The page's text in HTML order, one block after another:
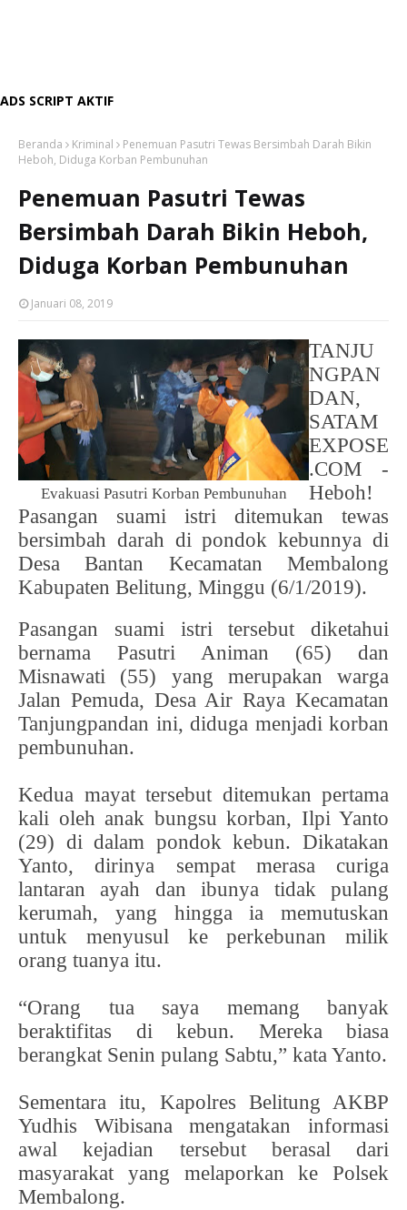
ADS SCRIPT AKTIF
Beranda Kriminal
Penemuan Pasutri Tewas Bersimbah Darah Bikin
Heboh, Diduga Korban Pembunuhan
Penemuan Pasutri Tewas
Bersimbah Darah Bikin Heboh,
Diduga Korban Pembunuhan
Januari 08, 2019
Evakuasi Pasutri Korban Pembunuhan
TANJU
NGPAN
DAN,
SATAM
EXPOSE
.COM -
Heboh!
Pasangan suami istri ditemukan tewas
bersimbah darah di pondok kebunnya di
Desa Bantan Kecamatan Membalong
Kabupaten Belitung, Minggu (6/1/2019).
Pasangan suami istri tersebut diketahui
bernama Pasutri Animan (65) dan
Misnawati (55) yang merupakan warga
Jalan Pemuda, Desa Air Raya Kecamatan
Tanjungpandan ini, diduga menjadi korban
pembunuhan.
Kedua mayat tersebut ditemukan pertama
kali oleh anak bungsu korban, Ilpi Yanto
(29) di dalam pondok kebun. Dikatakan
Yanto, dirinya sempat merasa curiga
lantaran ayah dan ibunya tidak pulang
kerumah, yang hingga ia memutuskan
untuk menyusul ke perkebunan milik
orang tuanya itu.
“Orang tua saya memang banyak
beraktifitas di kebun. Mereka biasa
berangkat Senin pulang Sabtu,” kata Yanto.
Sementara itu, Kapolres Belitung AKBP
Yudhis Wibisana mengatakan informasi
awal kejadian tersebut berasal dari
masyarakat yang melaporkan ke Polsek
Membalong.